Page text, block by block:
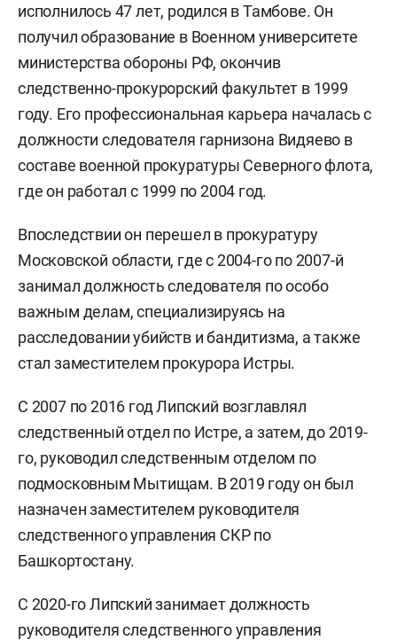
исполнилось 47 лет, родился в Тамбове. Он
получил образование в Военном университете
министерства обороны РФ, окончив
следственно-прокурорский факультет в 1999
году. Его профессиональная карьера началась с
должности следователя гарнизона Видяево в
составе военной прокуратуры Северного флота,
где он работал с 1999 по 2004 год.
Впоследствии он перешел в прокуратуру
Московской области, где с 2004-го по 2007-й
занимал должность следователя по особо
важным делам, специализируясь на
расследовании убийств и бандитизма, а также
стал заместителем прокурора Истры.
С 2007 по 2016 год Липский возглавлял
следственный отдел по Истре, а затем, до 2019-
го, руководил следственным отделом по
подмосковным Мытищам. В 2019 году он был
назначен заместителем руководителя
следственного управления СКР по
Башкортостану.
С 2020-го Липский занимает должность
руководителя следственного управления